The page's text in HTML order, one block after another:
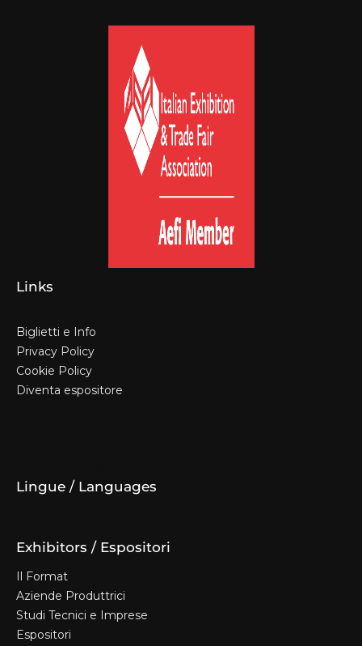
Links
Biglietti e Info
Privacy Policy
Cookie Policy
Diventa espositore
Lingue / Languages
Exhibitors / Espositori
Il Format
Aziende Produttrici
Studi Tecnici e Imprese
Espositori